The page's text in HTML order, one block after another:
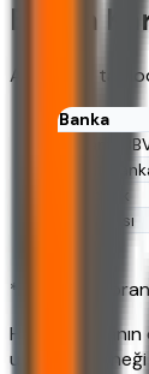
Banka
Aşağıdaki
Banka
Garanti
Ziraat
İş Bankası
*Tablodaki
Hangi
uygun